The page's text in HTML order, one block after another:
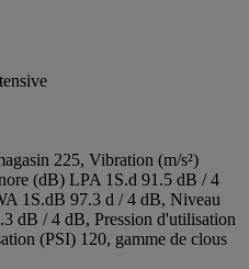
225, Vibration (m/s²)
(dB) LPA 1S.d 91.5 dB / 4
1S.dB 97.3 d / 4 dB, Niveau
dB / 4 dB, Pression d'utilisation
(PSI) 120, gamme de clous